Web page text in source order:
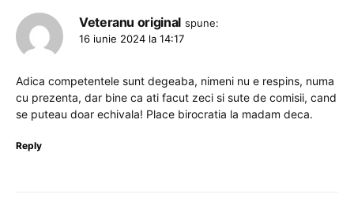
Veteranu original spune:
16 iunie 2024 la 14:17
Adica competentele sunt degeaba, nimeni nu e respins, numa
cu prezenta, dar bine ca ati facut zeci si sute de comisii, cand
se puteau doar echivala! Place birocratia la madam deca.
Reply